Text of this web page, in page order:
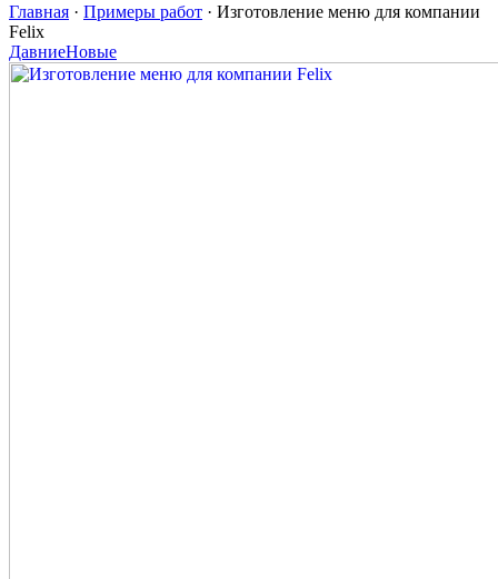
Главная · Примеры работ · Изготовление меню для компании
Felix
ДавниеНовые